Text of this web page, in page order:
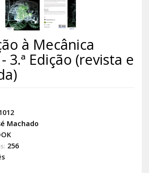
à Mecânica
3.ª Edição (revista e
Machado
256